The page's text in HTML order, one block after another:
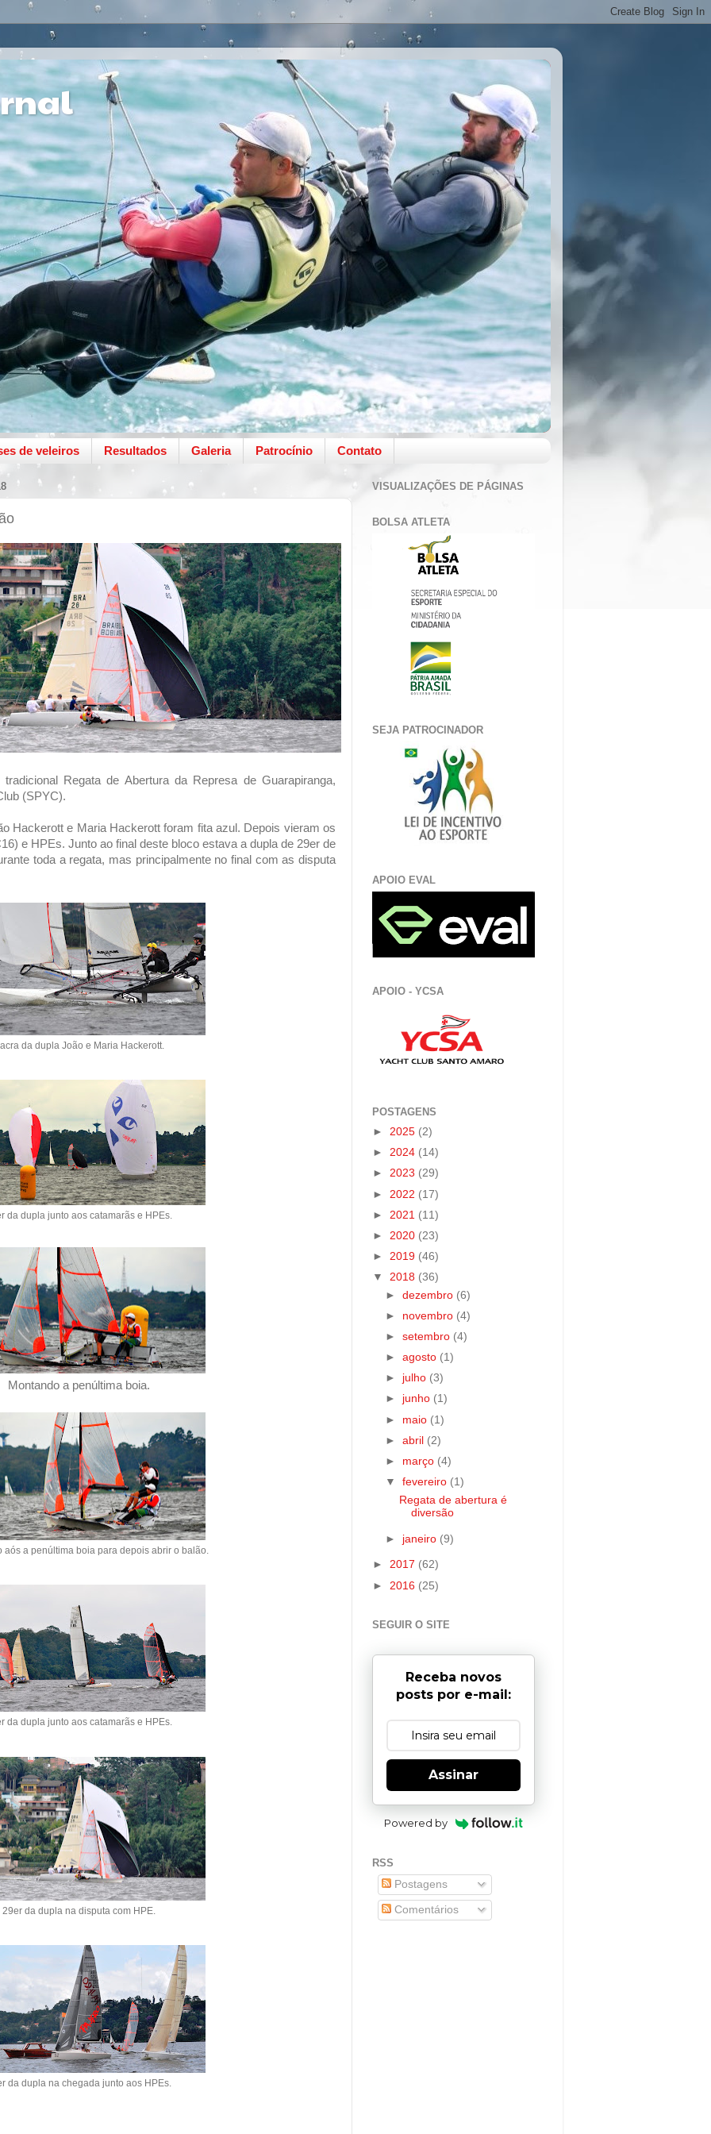
de veleiros Resultados Galeria Patrocínio Contato
Regata de Abertura da Represa de Guarapiranga,
(SPYC).
Hackerott e Maria Hackerott foram fita azul. Depois vieram os
e HPEs. Junto ao final deste bloco estava a dupla de 29er de
toda a regata, mas principalmente no final com as disputa
da dupla João e Maria Hackerott.
da dupla junto aos catamarãs e HPEs.
Montando a penúltima boia.
aós a penúltima boia para depois abrir o balão.
da dupla junto aos catamarãs e HPEs.
29er da dupla na disputa com HPE.
da dupla na chegada junto aos HPEs.
VISUALIZAÇÕES DE PÁGINAS
BOLSA ATLETA
SEJA PATROCINADOR
APOIO EVAL
APOIO - YCSA
POSTAGENS
► 2025 (2)
► 2024 (14)
► 2023 (29)
► 2022 (17)
► 2021 (11)
► 2020 (23)
► 2019 (46)
▼ 2018 (36)
►dezembro (6)
► novembro (4)
►setembro (4)
►agosto (1)
► julho (3)
► junho (1)
► maio (1)
►abril (2)
► março (4)
▼fevereiro (1)
Regata de abertura é
diversão
► janeiro (9)
► 2017 (62)
► 2016 (25)
SEGUIR O SITE
Receba novos
posts por e-mail:
Assinar
Powered by
RSS
Postagens
Comentários